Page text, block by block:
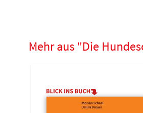
Mehr aus "Die